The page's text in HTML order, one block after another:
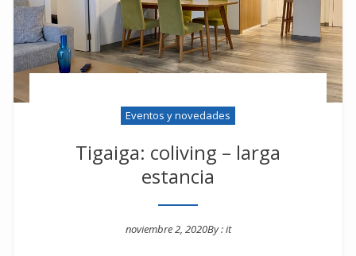
Eventos y novedades
Tigaiga: coliving – larga
estancia
noviembre 2, 2020By :it